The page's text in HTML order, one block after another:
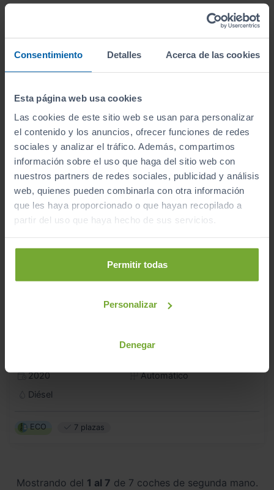
Consentimiento Detalles Acerca de las cookies
Esta página web usa cookies
Las cookies de este sitio web se usan para personalizar
el contenido y los anuncios, ofrecer funciones de redes
sociales y analizar el tráfico. Además, compartimos
información sobre el uso que haga del sitio web con
nuestros partners de redes sociales, publicidad y análisis
web, quienes pueden combinarla con otra información
que les haya proporcionado o que hayan recopilado a
partir del uso que haya hecho de sus servicios.
Permitir todas
Personalizar
Denegar
AUDI Q7
CERO
50 TDI 210KW (286CV) QUATTRO TIPTRONIC
2020
Automático
Diésel
ECO 7 plazas
Mostrando del 1 al 7 de 7 coches de segunda mano.